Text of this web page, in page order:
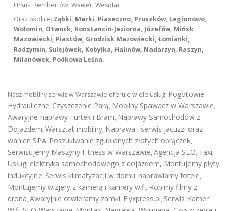
Ursus, Rembertów, Wawer, Wesoła)
Oraz okolice: Ząbki, Marki, Piaseczno, Pruszków, Legionowo,
Wołomin, Otwock, Konstancin-Jeziorna, Józefów, Mińsk
Mazowiecki, Piastów, Grodzisk Mazowiecki, Łomianki,
Radzymin, Sulejówek, Kobyłka, Halinów, Nadarzyn, Raszyn,
Milanówek, Podkowa Leśna.
Nasz mobilny serwis w Warszawie oferuje wiele usług: Pogotowie
Hydrauliczne, Czyszczenie Parą, Mobilny Spawacz w Warszawie,
Awaryjne naprawy Furtek i Bram, Naprawy Samochodów z
Dojazdem, Warsztat mobilny, Naprawa i serwis jacuzzi oraz
wanien SPA, Poszukiwanie zgubionych złotych obrączek,
Serwisujemy Maszyny Fitness w Warszawie, Agencja SEO, Taxi,
Usługi elektryka samochodowego z dojazdem, Montujemy płyty
indukcyjne, Serwis klimatyzacji w domu, naprawiamy fotele,
Montujemy wizjery z kamerą i kamery wifi, Robimy filmy z
drona, Awaryjnie otwieramy zamki, Flyxpress.pl, Serwis Kamer